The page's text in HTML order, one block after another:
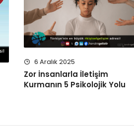
6 Aralık 2025
Zor İnsanlarla İletişim
Kurmanın 5 Psikolojik Yolu